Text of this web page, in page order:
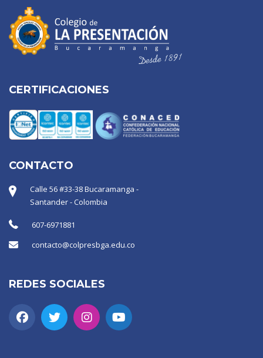
CERTIFICACIONES
CONTACTO
Calle 56 #33-38 Bucaramanga -
Santander - Colombia
607-6971881
contacto@colpresbga.edu.co
REDES SOCIALES